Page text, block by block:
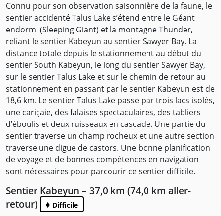
Connu pour son observation saisonnière de la faune, le
sentier accidenté Talus Lake s’étend entre le Géant
endormi (Sleeping Giant) et la montagne Thunder,
reliant le sentier Kabeyun au sentier Sawyer Bay. La
distance totale depuis le stationnement au début du
sentier South Kabeyun, le long du sentier Sawyer Bay,
sur le sentier Talus Lake et sur le chemin de retour au
stationnement en passant par le sentier Kabeyun est de
18,6 km. Le sentier Talus Lake passe par trois lacs isolés,
une cariçaie, des falaises spectaculaires, des tabliers
d’éboulis et deux ruisseaux en cascade. Une partie du
sentier traverse un champ rocheux et une autre section
traverse une digue de castors. Une bonne planification
de voyage et de bonnes compétences en navigation
sont nécessaires pour parcourir ce sentier difficile.
Sentier Kabeyun – 37,0 km (74,0 km aller-
retour)
♦ Difficile